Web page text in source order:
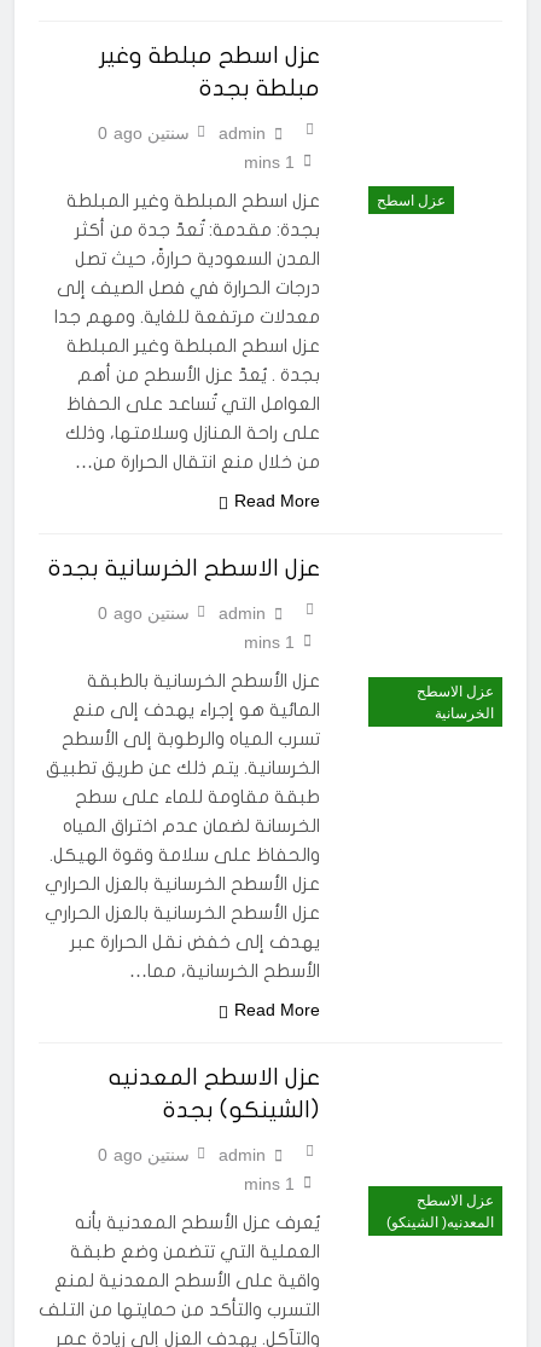
عزل اسطح
عزل اسطح مبلطة وغير
مبلطة بجدة
admin سنتين ago
0
1 mins
عزل اسطح المبلطة وغير المبلطة
بجدة: مقدمة: تُعدّ جدة من أكثر
المدن السعودية حرارةً، حيث تصل
درجات الحرارة في فصل الصيف إلى
معدلات مرتفعة للغاية. ومهم جدا
عزل اسطح المبلطة وغير المبلطة
بجدة . يُعدّ عزل الأسطح من أهم
العوامل التي تُساعد على الحفاظ
على راحة المنازل وسلامتها، وذلك
من خلال منع انتقال الحرارة من…
Read More
عزل الاسطح
الخرسانية
عزل الاسطح الخرسانية بجدة
admin سنتين ago
0
1 mins
عزل الأسطح الخرسانية بالطبقة
المائية هو إجراء يهدف إلى منع
تسرب المياه والرطوبة إلى الأسطح
الخرسانية. يتم ذلك عن طريق تطبيق
طبقة مقاومة للماء على سطح
الخرسانة لضمان عدم اختراق المياه
والحفاظ على سلامة وقوة الهيكل.
عزل الأسطح الخرسانية بالعزل الحراري
عزل الأسطح الخرسانية بالعزل الحراري
يهدف إلى خفض نقل الحرارة عبر
الأسطح الخرسانية، مما…
Read More
عزل الاسطح
المعدنيه( الشينكو)
عزل الاسطح المعدنيه
(الشينكو) بجدة
admin سنتين ago
0
1 mins
يُعرف عزل الأسطح المعدنية بأنه
العملية التي تتضمن وضع طبقة
واقية على الأسطح المعدنية لمنع
التسرب والتأكد من حمايتها من التلف
والتآكل. يهدف العزل إلى زيادة عمر